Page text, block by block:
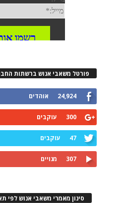
פורטל משאבי אנוש ברשתות
24,924 אוהדים
300 עוקבים
47 עוקבים
307 מנויים
סינון מאמרי משאבי אנוש לפי